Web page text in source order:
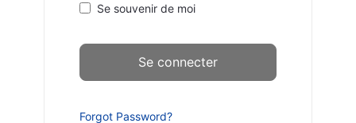
Se souvenir de moi
Forgot Password?